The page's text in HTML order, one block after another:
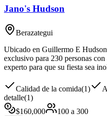
Jano's Hudson
Berazategui
Ubicado en Guillermo E
exclusivo para 230 personas
experto para que su fiesta sea
Calidad de la comida(1)
detalle(1)
$160,000 100 a 300